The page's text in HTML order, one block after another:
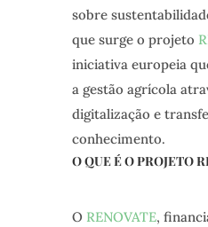
sobre
que surge o projeto
iniciativa europeia
a gestão agrícola
digitalização e
conhecimento.
O QUE É O PROJETO
O RENOVATE,